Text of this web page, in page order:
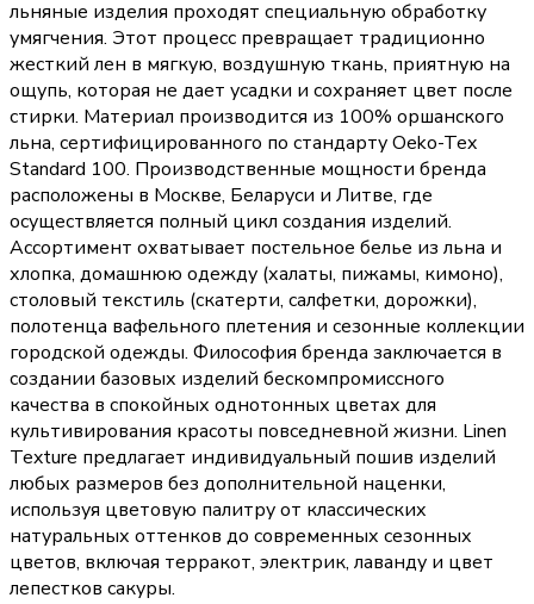
льняные изделия проходят специальную обработку
умягчения. Этот процесс превращает традиционно
жесткий лен в мягкую, воздушную ткань, приятную на
ощупь, которая не дает усадки и сохраняет цвет после
стирки. Материал производится из 100% оршанского
льна, сертифицированного по стандарту Oeko-Tex
Standard 100. Производственные мощности бренда
расположены в Москве, Беларуси и Литве, где
осуществляется полный цикл создания изделий.
Ассортимент охватывает постельное белье из льна и
хлопка, домашнюю одежду (халаты, пижамы, кимоно),
столовый текстиль (скатерти, салфетки, дорожки),
полотенца вафельного плетения и сезонные коллекции
городской одежды. Философия бренда заключается в
создании базовых изделий бескомпромиссного
качества в спокойных однотонных цветах для
культивирования красоты повседневной жизни. Linen
Texture предлагает индивидуальный пошив изделий
любых размеров без дополнительной наценки,
используя цветовую палитру от классических
натуральных оттенков до современных сезонных
цветов, включая терракот, электрик, лаванду и цвет
лепестков сакуры.